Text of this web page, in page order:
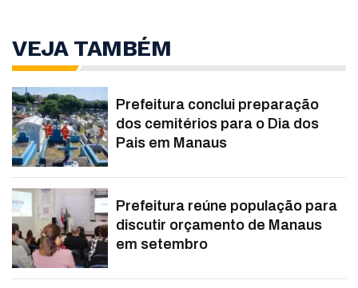
VEJA TAMBÉM
Prefeitura conclui preparação
dos cemitérios para o Dia dos
Pais em Manaus
Prefeitura reúne população para
discutir orçamento de Manaus
em setembro